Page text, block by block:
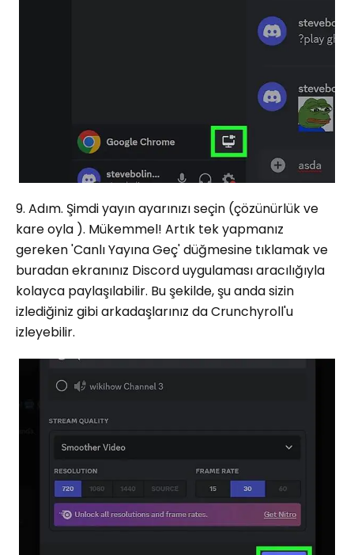
9. Adım. Şimdi yayın ayarınızı seçin (çözünürlük ve
kare oyla ). Mükemmel! Artık tek yapmanız
gereken 'Canlı Yayına Geç' düğmesine tıklamak ve
buradan ekranınız Discord uygulaması aracılığıyla
kolayca paylaşılabilir. Bu şekilde, şu anda sizin
izlediğiniz gibi arkadaşlarınız da Crunchyroll'u
izleyebilir.